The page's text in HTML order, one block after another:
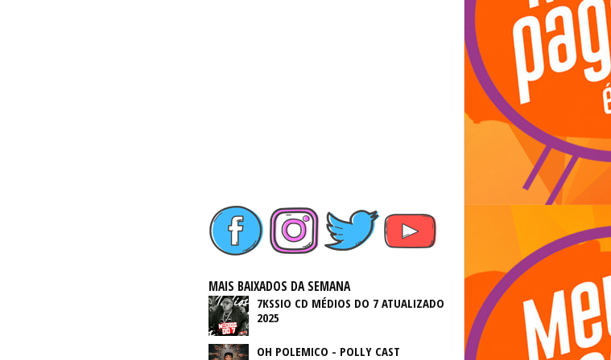
MAIS BAIXADOS DA SEMANA
7KSSIO CD MÉDIOS DO 7 ATUALIZADO
2025
OH POLEMICO - POLLY CAST